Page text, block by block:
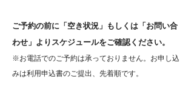
ご予約の前に「空き状況」もしくは「お問い合
わせ」より スケジュールをご確認ください。
※お電話でのご予約は承っておりません。お申し込
みは利用申込書のご提出、先着順です。